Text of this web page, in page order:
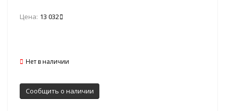
Цена: 13 032
Нет в наличии
Сообщить о наличии